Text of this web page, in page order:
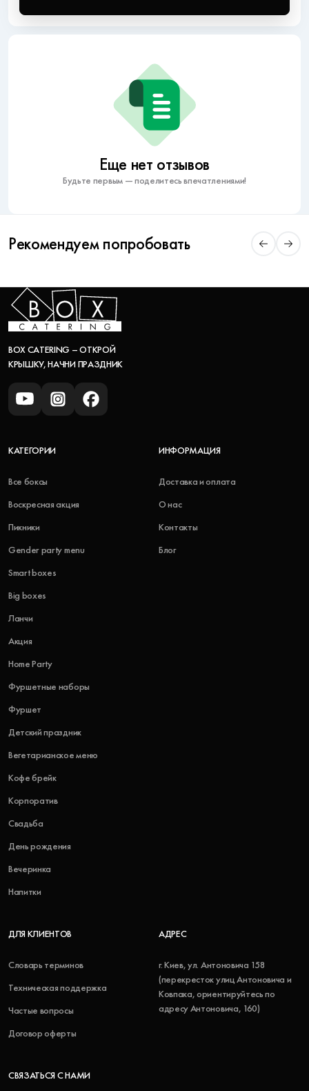
Еще нет отзывов
Будьте первым — поделитесь впечатлениями!
Рекомендуем попробовать
BOX CATERING – ОТКРОЙ
КРЫШКУ, НАЧНИ ПРАЗДНИК
КАТЕГОРИИ
Все боксы
Воскресная акция
Пикники
Gender party menu
Smart boxes
Big boxes
Ланчи
Акция
Home Party
Фуршетные наборы
Фуршет
Детский праздник
Вегетарианское меню
Кофе брейк
Корпоратив
Свадьба
День рождения
Вечеринка
Напитки
ИНФОРМАЦИЯ
Доставка и оплата
О нас
Контакты
Блог
ДЛЯ КЛИЕНТОВ
Словарь терминов
Техническая поддержка
Частые вопросы
Договор оферты
АДРЕС
г. Киев, ул. Антоновича 158
(перекресток улиц Антоновича и
Ковпака, ориентируйтесь по
адресу Антоновича, 160)
СВЯЗАТЬСЯ С НАМИ